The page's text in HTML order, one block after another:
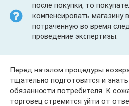
после покупки, то
компенсировать магазину
потраченную во время
проведение экспертизы.
Перед началом процедуры
тщательно подготовится и знать
обязанности потребителя. К
торговец стремится уйти от